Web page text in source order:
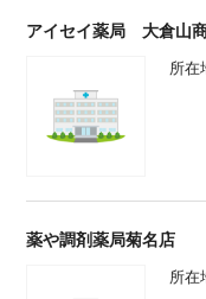
アイセイ薬局 大倉山
所在
薬や調剤薬局菊名店
所在